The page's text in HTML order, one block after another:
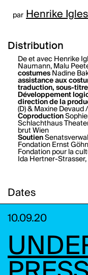
par Henrike
Distribution
De et avec Henrike
Naumann, Malu
costumes Nadine
assistance aux
traduction, sous-
Développement
direction de la
(D) & Maxine Devaud
Coproduction
Schlachthaus
brut Wien
Soutien
Fondation Ernst
Fondation pour la
Ida Hertner-
Dates
10.09.20